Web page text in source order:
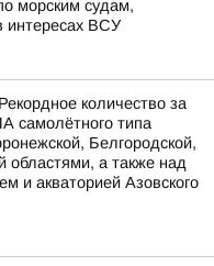
морским судам,
интересах ВСУ
количество за
самолётного типа
Белгородской,
областями, а также над
и акваторией Азовского